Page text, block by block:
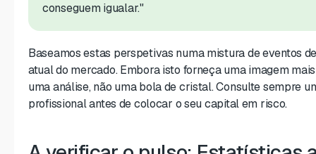
conseguem igualar."
Baseamos estas perspetivas numa mistura de eventos
atual do mercado. Embora isto forneça uma imagem
uma análise, não uma bola de cristal. Consulte sempre
profissional antes de colocar o seu capital em risco.